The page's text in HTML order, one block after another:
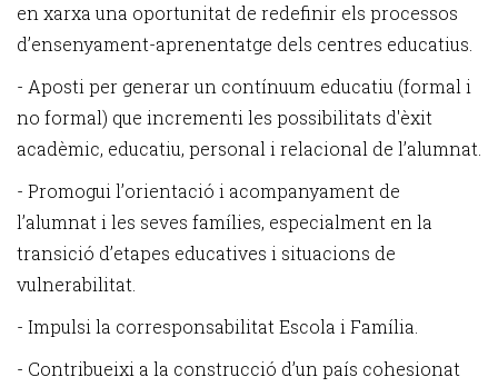
en xarxa una oportunitat de redefinir els processos
d’ensenyament-aprenentatge dels centres educatius.
- Aposti per generar un contínuum educatiu (formal i
no formal) que incrementi les possibilitats d'èxit
acadèmic, educatiu, personal i relacional de l’alumnat.
- Promogui l’orientació i acompanyament de
l’alumnat i les seves famílies, especialment en la
transició d’etapes educatives i situacions de
vulnerabilitat.
- Impulsi la corresponsabilitat Escola i Família.
- Contribueixi a la construcció d’un país cohesionat